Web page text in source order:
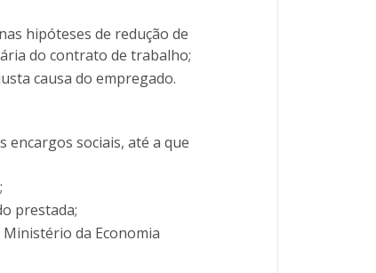
hipóteses de redução de
do contrato de trabalho;
causa do empregado.
sociais, até a que
prestada;
da Economia